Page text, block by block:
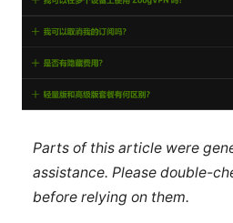
Parts of this article were
assistance. Please double-
before relying on them.